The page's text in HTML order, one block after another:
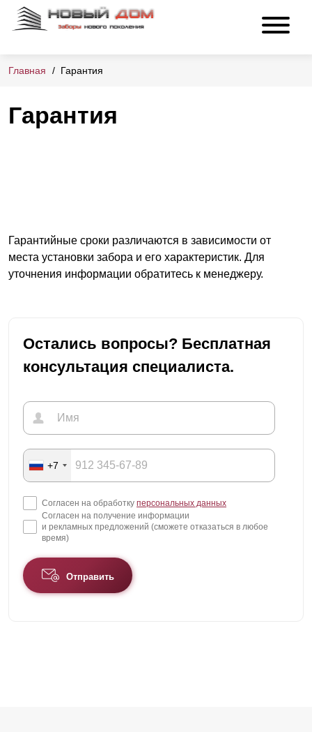
Главная Гарантия
Гарантия
Гарантийные сроки различаются в зависимости от
места установки забора и его характеристик. Для
уточнения информации обратитесь к менеджеру.
Остались вопросы? Бесплатная
консультация специалиста.
+7
Согласен на обработку персональных данных
Согласен на получение информации
и рекламных предложений (сможете отказаться в любое
время)
Отправить